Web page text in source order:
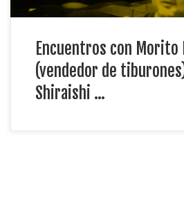
Encuentros con Morito
(vendedor de
Shiraishi …